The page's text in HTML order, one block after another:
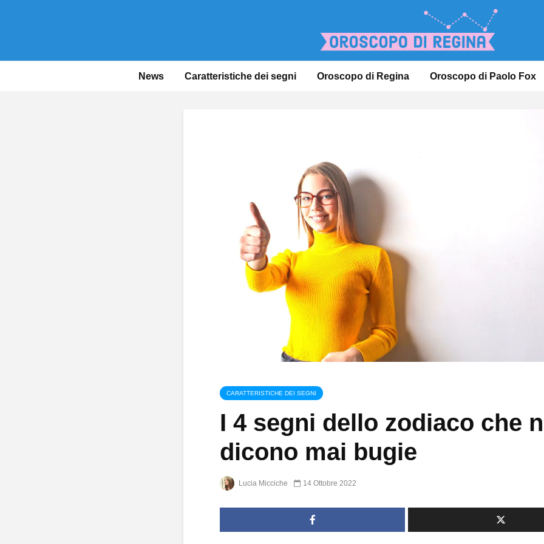
News Caratteristiche dei segni Oroscopo di Regina Oroscopo di Paolo Fox
CARATTERISTICHE DEI SEGNI
I 4 segni dello zodiaco che
dicono mai bugie
Lucia Micciche 14 Ottobre 2022